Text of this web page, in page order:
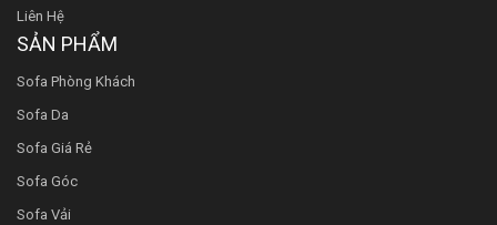
Liên Hệ
SẢN PHẨM
Sofa Phòng Khách
Sofa Da
Sofa Giá Rẻ
Sofa Góc
Sofa Vải